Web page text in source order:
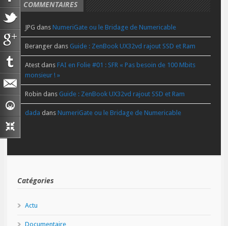
COMMENTAIRES
JPG dans NumeriGate ou le Bridage de Numericable
Beranger dans Guide : ZenBook UX32vd rajout SSD et Ram
Atest dans FAI en Folie #01 : SFR « Pas besoin de 100 Mbits
monsieur ! »
Robin dans Guide : ZenBook UX32vd rajout SSD et Ram
dada dans NumeriGate ou le Bridage de Numericable
Catégories
Actu
Documentaire